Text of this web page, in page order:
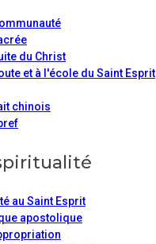
du Christ
et à l'école du Saint Esprit
chinois
au Saint Esprit
apostolique